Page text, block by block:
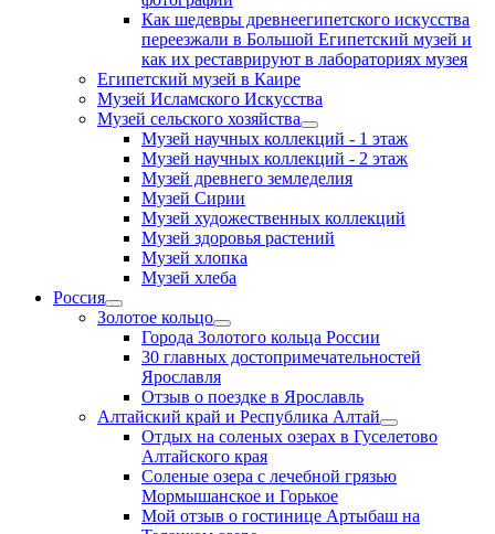
Как шедевры древнеегипетского искусства
переезжали в Большой Египетский музей и
как их реставрируют в лабораториях музея
Египетский музей в Каире
Музей Исламского Искусства
Музей сельского хозяйства
Музей научных коллекций - 1 этаж
Музей научных коллекций - 2 этаж
Музей древнего земледелия
Музей Сирии
Музей художественных коллекций
Музей здоровья растений
Музей хлопка
Музей хлеба
Россия
Золотое кольцо
Города Золотого кольца России
30 главных достопримечательностей
Ярославля
Отзыв о поездке в Ярославль
Алтайский край и Республика Алтай
Отдых на соленых озерах в Гуселетово
Алтайского края
Соленые озера с лечебной грязью
Мормышанское и Горькое
Мой отзыв о гостинице Артыбаш на